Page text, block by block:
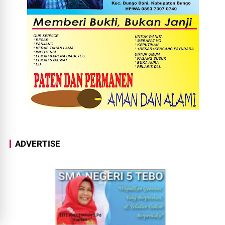
ADVERTISE